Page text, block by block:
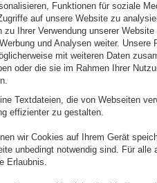
Funktionen für soziale
auf unsere Website zu
zu Ihrer Verwendung unserer
und Analysen weiter. Unsere
mit weiteren Daten
oder die sie im Rahmen Ihrer
Textdateien, die von Webseiten
effizienter zu gestalten.
wir Cookies auf Ihrem Gerät
unbedingt notwendig sind. Für alle
Erlaubnis.